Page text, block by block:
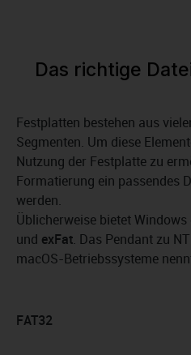
Das richtige
Festplatten bestehen aus
Segmenten. Um diese
Nutzung der Festplatte zu
Formatierung ein passendes
werden.
Üblicherweise bietet Windows
und exFat. Das Pendant zu
macOS-Betriebssysteme
FAT32